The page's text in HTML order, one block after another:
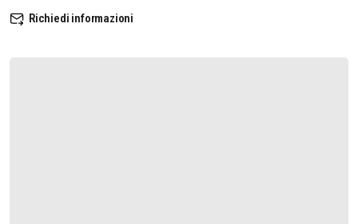
Richiedi informazioni